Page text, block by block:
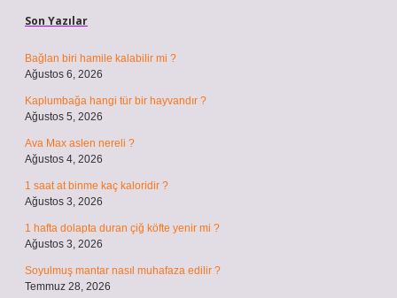
Son Yazılar
Bağlan biri hamile kalabilir mi ?
Ağustos 6, 2026
Kaplumbağa hangi tür bir hayvandır ?
Ağustos 5, 2026
Ava Max aslen nereli ?
Ağustos 4, 2026
1 saat at binme kaç kaloridir ?
Ağustos 3, 2026
1 hafta dolapta duran çiğ köfte yenir mi ?
Ağustos 3, 2026
Soyulmuş mantar nasıl muhafaza edilir ?
Temmuz 28, 2026